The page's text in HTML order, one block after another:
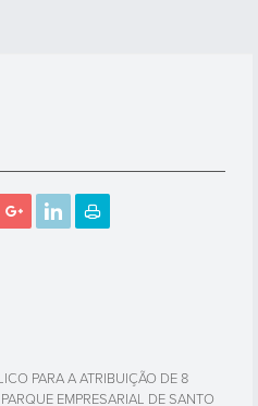
PARA A ATRIBUIÇÃO DE 8
EMPRESARIAL DE SANTO